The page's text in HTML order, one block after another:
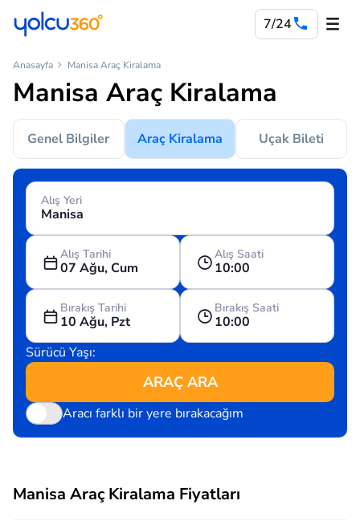
7/24
Anasayfa Manisa Araç Kiralama
Manisa Araç Kiralama
Genel Bilgiler Araç Kiralama Uçak Bileti
Alış Yeri
Alış Tarihi
07 Ağu, Cum
Alış Saati
10:00
Bırakış Tarihi
10 Ağu, Pzt
Bırakış Saati
10:00
Sürücü Yaşı:
ARAÇ ARA
Aracı farklı bir yere bırakacağım
Manisa Araç Kiralama Fiyatları